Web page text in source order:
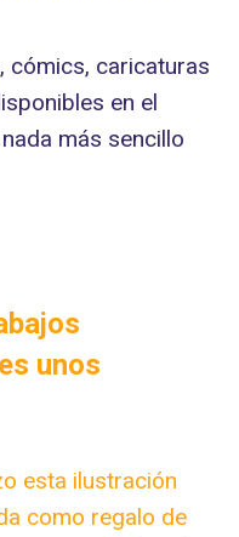
cómics, caricaturas
en el
más sencillo
unos
esta ilustración
como regalo de